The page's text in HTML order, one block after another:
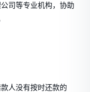
司等专业机构，协助
人没有按时还款的